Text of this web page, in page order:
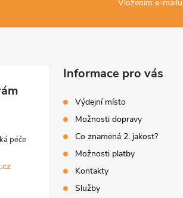
Vložením e-
Informace pro vás
Výdejní místo
Možnosti dopravy
Co znamená 2. jakost?
Možnosti platby
Kontakty
Služby